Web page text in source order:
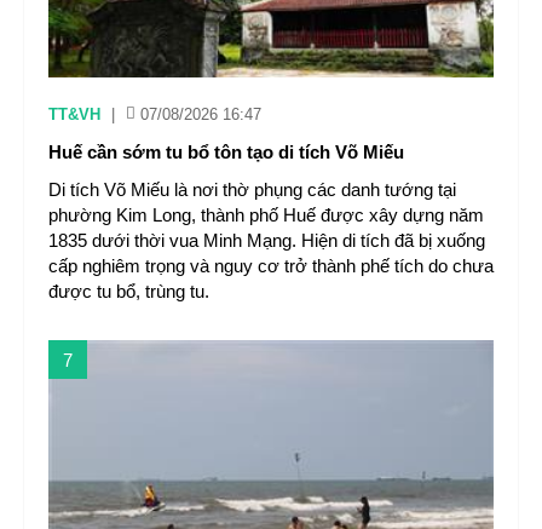
TT&VH 07/08/2026 16:47
Huế cần sớm tu bổ tôn tạo di tích Võ Miếu
Di tích Võ Miếu là nơi thờ phụng các danh tướng tại
phường Kim Long, thành phố Huế được xây dựng năm
1835 dưới thời vua Minh Mạng. Hiện di tích đã bị xuống
cấp nghiêm trọng và nguy cơ trở thành phế tích do chưa
được tu bổ, trùng tu.
7